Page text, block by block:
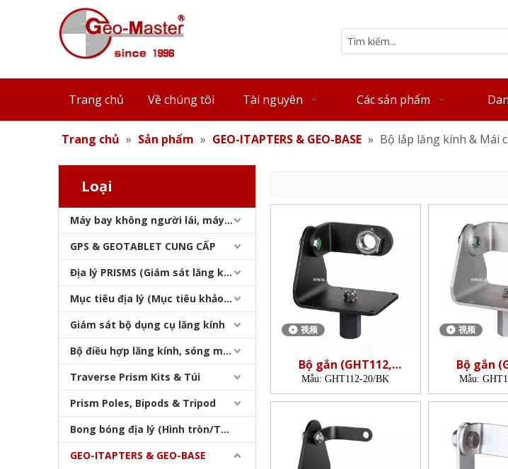
Trang chủ Về chúng tôi Tài nguyên Các sản phẩm
Trang chủ » Sản phẩm » GEO-ITAPTERS & GEO-BASE » Bộ lắp lăng kính & Mái
Loại
Máy bay không người lái, máy quét laser, máy theo dõi laser & slam
GPS & GEOTABLET CUNG CẤP
Địa lý PRISMS (Giám sát lăng kính)
Mục tiêu địa lý (Mục tiêu khảo sát)
Giám sát bộ dụng cụ lăng kính
Bộ điều hợp lăng kính, sóng mang & bộ nhớ
Traverse Prism Kits & Túi
Prism Poles, Bipods & Tripod
Bong bóng địa lý (Hình tròn/Tấm/Thanh)
GEO-ITAPTERS & GEO-BASE
视频
Bộ gắn (GHT112,
M20/BK)
Mẫu: GHT112-20/BK
视频
Bộ gắn
Mẫu: